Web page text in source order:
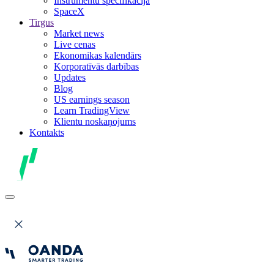
SpaceX
Tirgus
Market news
Live cenas
Ekonomikas kalendārs
Korporatīvās darbības
Updates
Blog
US earnings season
Learn TradingView
Klientu noskaņojums
Kontakts